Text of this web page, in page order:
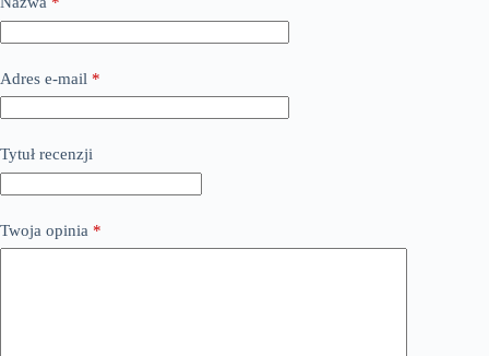
Adres e-mail *
Tytuł recenzji
Twoja opinia *